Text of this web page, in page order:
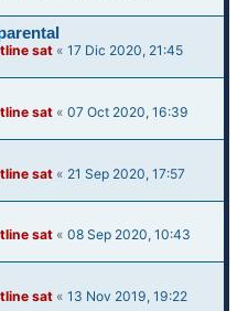
sat «17 Dic 2020, 21:45
sat «07 Oct 2020, 16:39
sat « 21 Sep 2020, 17:57
sat «08 Sep 2020, 10:43
sat «13 Nov 2019, 19:22